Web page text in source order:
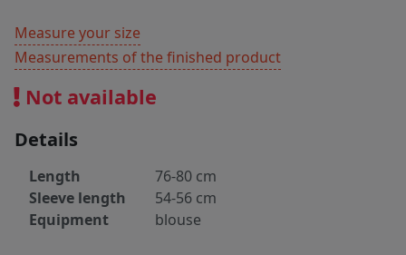
Measure your size
Measurements of the finished product
Not available
Details
Length
76-80 cm
Sleeve length
54-56 cm
Equipment
blouse